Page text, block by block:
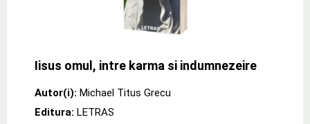
Iisus omul, intre karma si indumnezeire
Autor(i): Michael Titus Grecu
Editura: LETRAS